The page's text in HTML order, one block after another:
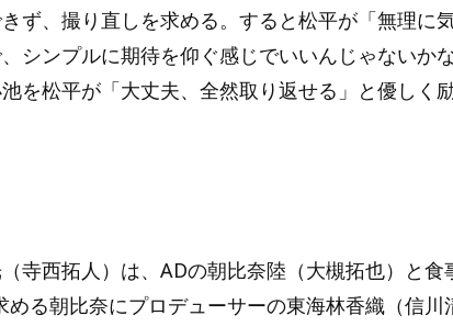
ず、撮り直しを求める。すると松平が「無理に
シンプルに期待を仰ぐ感じでいいんじゃないか
を松平が「大丈夫、全然取り返せる」と優しく励
寺西拓人）は、ADの朝比奈陸（大槻拓也）と食
める朝比奈にプロデューサーの東海林香織（信川